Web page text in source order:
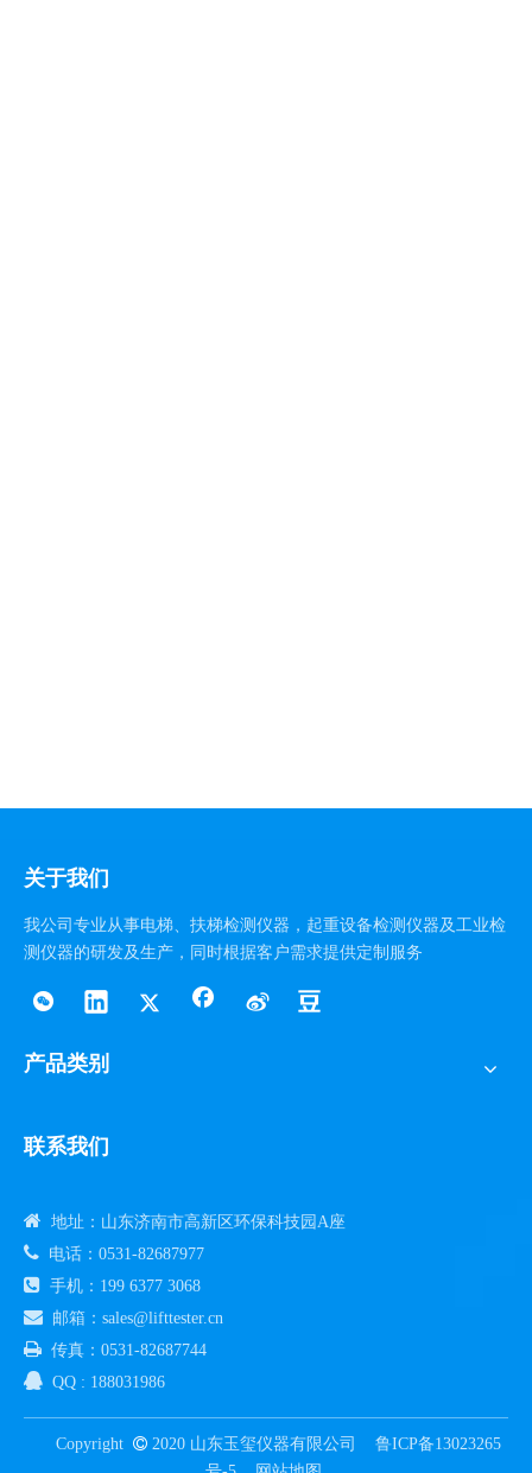
关于我们
我公司专业从事电梯、扶梯检测仪器，起重设备检测仪器及工业检
测仪器的研发及生产，同时根据客户需求提供定制服务
产品类别
联系我们
 地址：山东济南市高新区环保科技园A座
 电话：0531-82687977
 手机：199 6377 3068
 邮箱：sales@lifttester.cn
 传真：0531-82687744
 QQ : 188031986
Copyright  2020 山东玉玺仪器有限公司
鲁ICP备13023265